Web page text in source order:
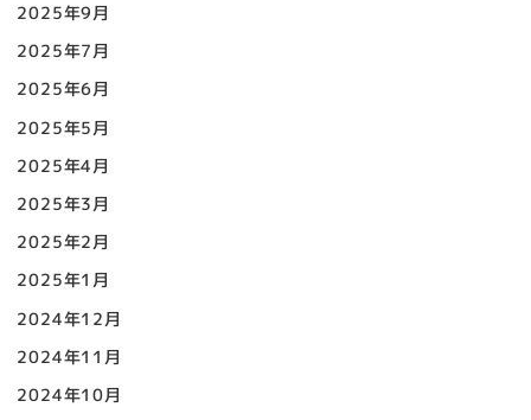
2025年9月
2025年7月
2025年6月
2025年5月
2025年4月
2025年3月
2025年2月
2025年1月
2024年12月
2024年11月
2024年10月